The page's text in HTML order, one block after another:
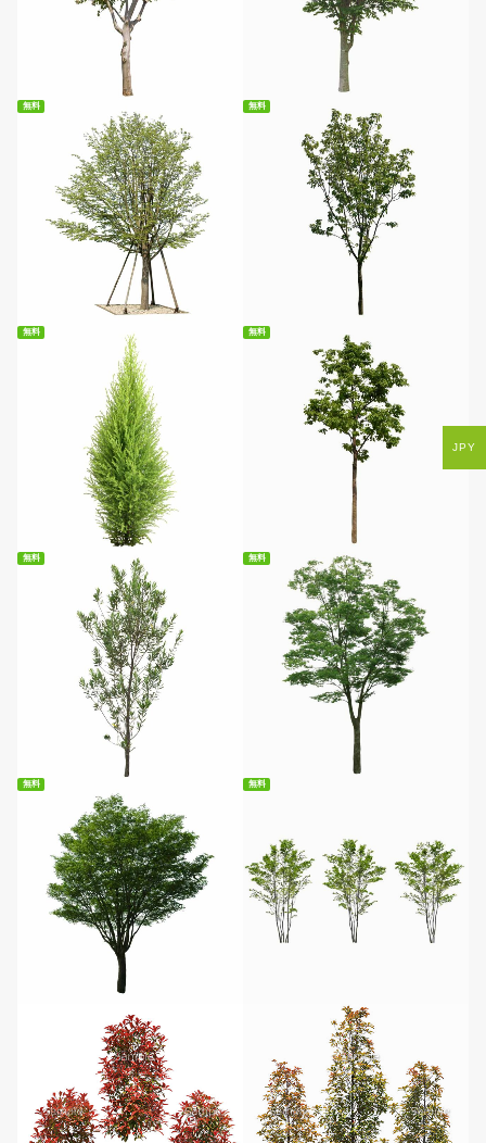
無料ダウンロード 無料ダウンロード
無料
無料ダウンロード
無料
無料ダウンロード
無料
無料ダウンロード
無料
無料ダウンロード
無料
無料ダウンロード
無料
無料ダウンロード
無料
無料ダウンロード
無料
JPY